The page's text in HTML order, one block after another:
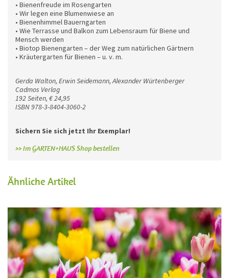
• Bienenfreude im Rosengarten
• Wir legen eine Blumenwiese an
• Bienenhimmel Bauerngarten
• Wie Terrasse und Balkon zum Lebensraum für Biene und
Mensch werden
• Biotop Bienengarten – der Weg zum natürlichen Gärtnern
• Kräutergarten für Bienen – u. v. m.
Gerda Walton, Erwin Seidemann, Alexander Würtenberger
Cadmos Verlag
192 Seiten, € 24,95
ISBN 978-3-8404-3060-2
Sichern Sie sich jetzt Ihr Exemplar!
>> Im GARTEN+HAUS Shop bestellen
Ähnliche Artikel